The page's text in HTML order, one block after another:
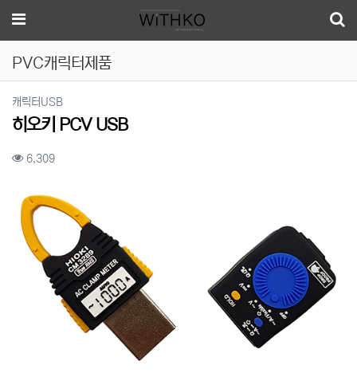
메뉴
PVC캐릭터제품
캐릭터USB분류
히오키 PCV USB
컨텐츠 정보
6,309조회
본문